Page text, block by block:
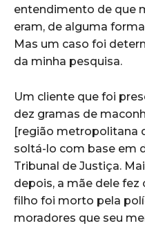
entendimento de que
eram, de alguma
Mas um caso foi
da minha pesquisa.
Um cliente que foi
dez gramas de
[região metropolitana
soltá-lo com base em
Tribunal de Justiça.
depois, a mãe dele
filho foi morto pela
moradores que seu